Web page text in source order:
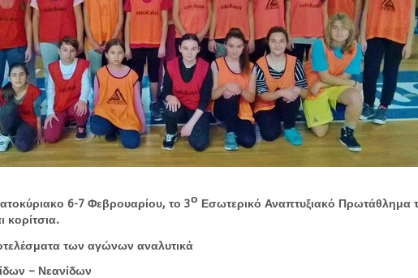
6-7 Φεβρουαρίου, το 3ο Εσωτερικό Αναπτυξιακό Πρωτάθλημα
κορίτσια.
των αγώνων αναλυτικά
– Νεανίδων